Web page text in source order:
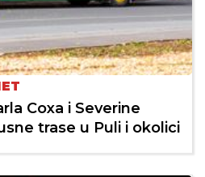
Coxa i Severine
trase u Puli i okolici